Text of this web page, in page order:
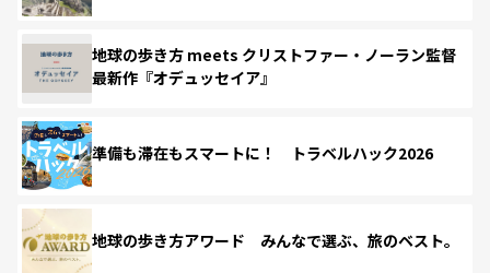
地球の歩き方 meets クリストファー・ノーラン監督
最新作『オデュッセイア』
準備も滞在もスマートに！ トラベルハック2026
地球の歩き方アワード みんなで選ぶ、旅のベスト。